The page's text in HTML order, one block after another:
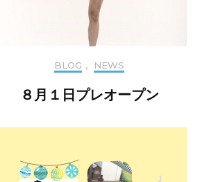
BLOG , NEWS
８月１日プレオープン